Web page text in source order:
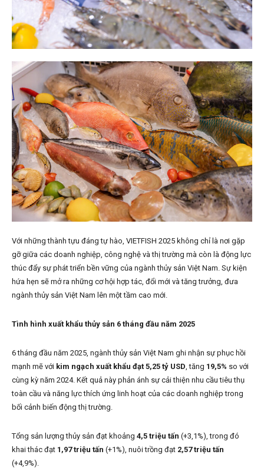
Với những thành tựu đáng tự hào, VIETFISH 2025 không chỉ là nơi gặp
gỡ giữa các doanh nghiệp, công nghệ và thị trường mà còn là động lực
thúc đẩy sự phát triển bền vững của ngành thủy sản Việt Nam. Sự kiện
hứa hẹn sẽ mở ra những cơ hội hợp tác, đổi mới và tăng trưởng, đưa
ngành thủy sản Việt Nam lên một tầm cao mới.
Tình hình xuất khẩu thủy sản 6 tháng đầu năm 2025
6 tháng đầu năm 2025, ngành thủy sản Việt Nam ghi nhận sự phục hồi
mạnh mẽ với kim ngạch xuất khẩu đạt 5,25 tỷ USD, tăng 19,5% so với
cùng kỳ năm 2024. Kết quả này phản ánh sự cải thiện nhu cầu tiêu thụ
toàn cầu và năng lực thích ứng linh hoạt của các doanh nghiệp trong
bối cảnh biến động thị trường.
Tổng sản lượng thủy sản đạt khoảng 4,5 triệu tấn (+3,1%), trong đó
khai thác đạt 1,97 triệu tấn (+1%), nuôi trồng đạt 2,57 triệu tấn
(+4,9%).